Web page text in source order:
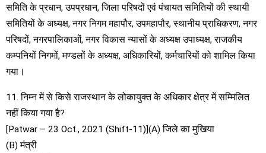
समिति के प्रधान, उपप्रधान, जिला परिषदों एवं पंचायत समितियों की स्थायी
समितियों के अध्यक्ष, नगर निगम महापौर, उपमहापौर, स्थानीय प्राधिकरण, नगर
परिषदों, नगरपालिकाओं, नगर विकास न्यासों के अध्यक्ष उपाध्यक्ष, राजकीय
कम्पनियों निगमों, मण्डलों के अध्यक्ष, अधिकारियों, कर्मचारियों को शामिल किया
गया।
11. निम्न में से किसे राजस्थान के लोकायुक्त के अधिकार क्षेत्र में सम्मिलित
नहीं किया गया है?
[Patwar – 23 Oct., 2021 (Shift-11)](A) जिले का मुखिया
(B) मंत्री